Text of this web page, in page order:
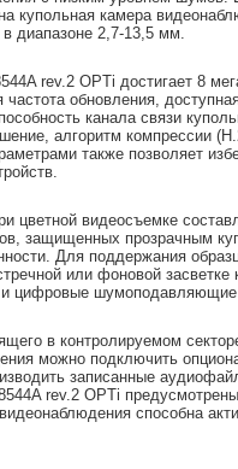
купольная камера
диапазоне 2,7-13,5 мм.
rev.2 OPTi достигает 8
обновления,
канала связи
алгоритм компрессии
также позволяет
цветной видеосъемке
защищенных прозрачным
Для поддержания
или фоновой
и цифровые
в контролируемом
можно подключить
записанные
rev.2 OPTi
способна